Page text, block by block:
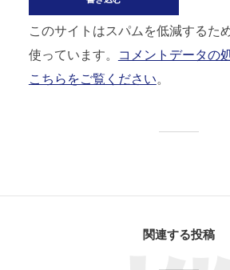
このサイトはスパムを低減するた
使っています。
コメントデータの
こちらをご覧ください。
関連する投稿